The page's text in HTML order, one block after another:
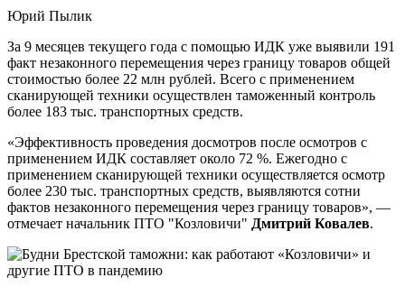
Юрий Пылик
За 9 месяцев текущего года с помощью ИДК уже выявили 191
факт незаконного перемещения через границу товаров общей
стоимостью более 22 млн рублей. Всего с применением
сканирующей техники осуществлен таможенный контроль
более 183 тыс. транспортных средств.
«Эффективность проведения досмотров после осмотров с
применением ИДК составляет около 72 %. Ежегодно с
применением сканирующей техники осуществляется осмотр
более 230 тыс. транспортных средств, выявляются сотни
фактов незаконного перемещения через границу товаров», —
отмечает начальник ПТО "Козловичи" Дмитрий Ковалев.